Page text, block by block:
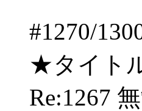
#1270/
★タイト
Re:1267